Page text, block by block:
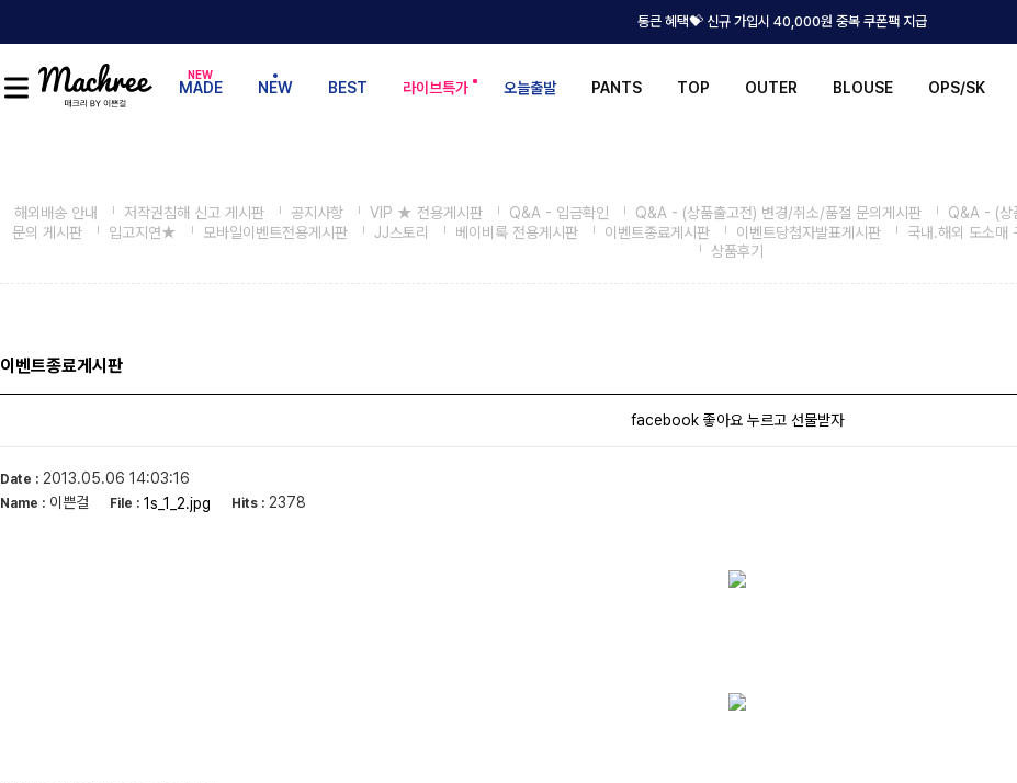
통큰 혜택💝 신규 가입시 40,000원 중복 쿠폰팩 지급
MADE NEW BEST 라이브특가 오늘출발 PANTS TOP OUTER BLOUSE OPS/SK
해외배송 안내 저작권침해 신고 게시판 공지사항 VIP ★ 전용게시판 Q&A - 입금확인 Q&A - (상품출고전) 변경/취소/품절 문의게시판 Q&A - (상
문의 게시판
입고지연★ 모바일이벤트전용게시판 JJ스토리 베이비룩 전용게시판 이벤트종료게시판 이벤트당첨자발표게시판 국내.해외 도소매
상품후기
이벤트종료게시판
facebook 좋아요 누르고 선물받자
Date : 2013.05.06 14:03:16
Name : 이쁜걸 File : 1s_1_2.jpg Hits : 2378